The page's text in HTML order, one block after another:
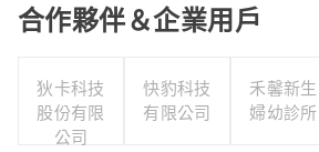
合作夥伴＆企業用戶
狄卡科技
股份有限
公司
快豹科技
有限公司
禾馨新生
婦幼診所